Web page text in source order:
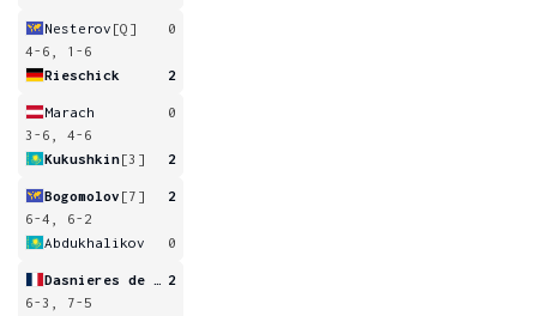
Nesterov [Q]
0
4-6, 1-6
Rieschick
2
Marach
0
3-6, 4-6
Kukushkin[3] 2
Bogomolov [7]
2
6-4, 6-2
Abdukhalikov
0
2
6-3, 7-5